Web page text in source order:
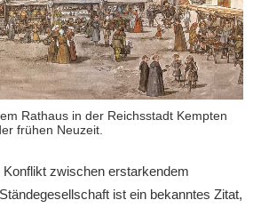
Rathaus in der Reichsstadt Kempten
frühen Neuzeit.
zwischen erstarkendem
ist ein bekanntes Zitat,